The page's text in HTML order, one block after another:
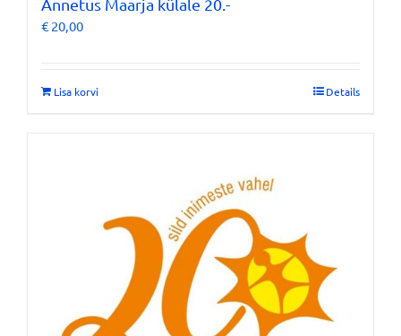
Annetus Maarja külale 20.-
€ 20,00
Lisa korvi Details